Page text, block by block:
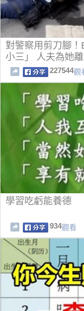
對警察用剪刀腳
小三」 人夫為她
她沒轍
227544觀
學習吃虧能養德
934觀看